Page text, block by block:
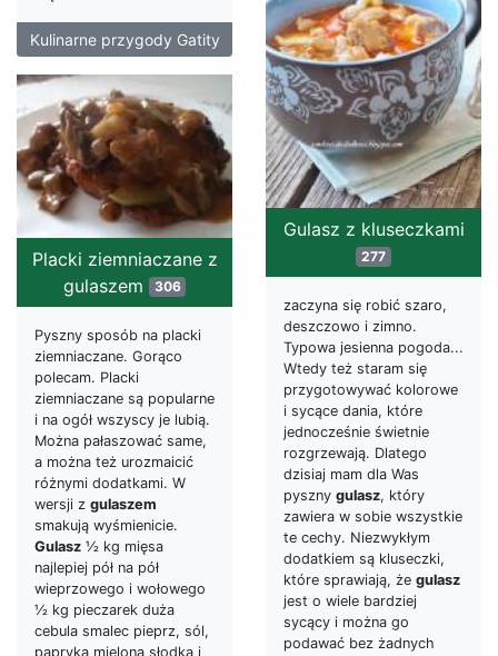
Kulinarne przygody Gatity
Gulasz z kluseczkami
277
zaczyna się robić szaro,
deszczowo i zimno.
Typowa jesienna pogoda...
Wtedy też staram się
przygotowywać kolorowe
i sycące dania, które
jednocześnie świetnie
rozgrzewają. Dlatego
dzisiaj mam dla Was
pyszny gulasz, który
zawiera w sobie wszystkie
te cechy. Niezwykłym
dodatkiem są kluseczki,
które sprawiają, że gulasz
jest o wiele bardziej
sycący i można go
podawać bez żadnych
Placki ziemniaczane z
gulaszem
306
Pyszny sposób na placki
ziemniaczane. Gorąco
polecam. Placki
ziemniaczane są popularne
i na ogół wszyscy je lubią.
Można pałaszować same,
a można też urozmaicić
różnymi dodatkami. W
wersji z gulaszem
smakują wyśmienicie.
Gulasz ½ kg mięsa
najlepiej pół na pół
wieprzowego i wołowego
½ kg pieczarek duża
cebula smalec pieprz, sól,
papryka mielona słodka i